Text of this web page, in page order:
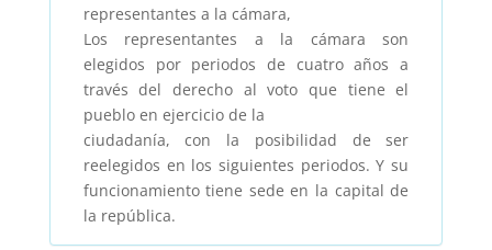
representantes a la cámara,
Los representantes a la cámara son
elegidos por periodos de cuatro años a
través del derecho al voto que tiene el
pueblo en ejercicio de la
ciudadanía, con la posibilidad de ser
reelegidos en los siguientes periodos. Y su
funcionamiento tiene sede en la capital de
la república.